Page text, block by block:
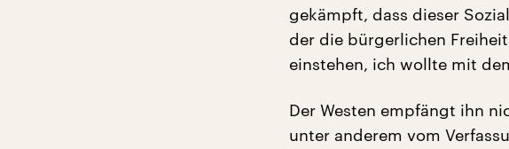
gekämpft, dass dieser
der die bürgerlichen
einstehen, ich wollte mit
Der Westen empfängt ihn
unter anderem vom